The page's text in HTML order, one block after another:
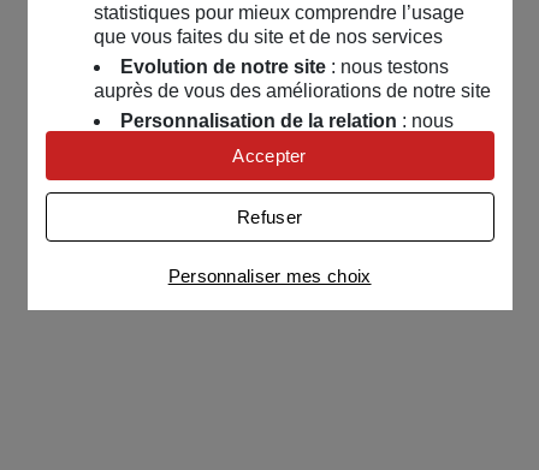
statistiques pour mieux comprendre l’usage
que vous faites du site et de nos services
Evolution de notre site: nous testons
auprès de vous des améliorations de notre site
Personnalisation de la relation : nous
nous servons de cookies pour adapter nos
contenus et personnaliser nos offres
Univers publicitaire: nous utilisons avec
nos partenaires des cookies pour afficher des
publicités personnalisées
Connaître notre politique cookies et la liste de nos
partenaires
Personnaliser mes choix
Refuser
Accepter